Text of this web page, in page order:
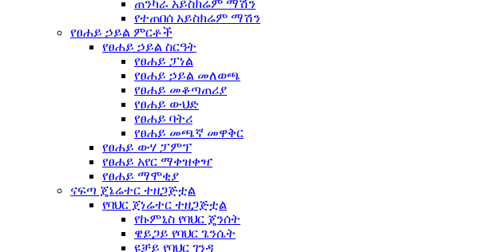
ጠንካራ አይስክሬም ማሽን
የተጠበሰ አይስክሬም ማሽን
የፀሐይ ኃይል ምርቶች
የፀሐይ ኃይል ስርዓት
የፀሐይ ፓነል
የፀሐይ ኃይል መለወጫ
የፀሐይ መቆጣጠሪያ
የፀሐይ ውህድ
የፀሐይ ባትሪ
የፀሐይ መጫኛ መዋቅር
የፀሐይ ውሃ ፓምፕ
የፀሐይ አየር ማቀዝቀዣ
የፀሐይ ማሞቂያ
ናፍጣ ጄኔሬተር ተዘጋጅቷል
የባህር ጀነሬተር ተዘጋጅቷል
የኩምኒስ የባህር ጄንሰት
ዌይጋይ የባህር ጌንሴት
ዩቻይ የባህር ገንዳ